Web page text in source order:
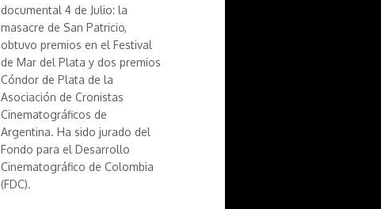
documental 4 de Julio: la
masacre de San Patricio,
obtuvo premios en el Festival
de Mar del Plata y dos premios
Cóndor de Plata de la
Asociación de Cronistas
Cinematográficos de
Argentina. Ha sido jurado del
Fondo para el Desarrollo
Cinematográfico de Colombia
(FDC).